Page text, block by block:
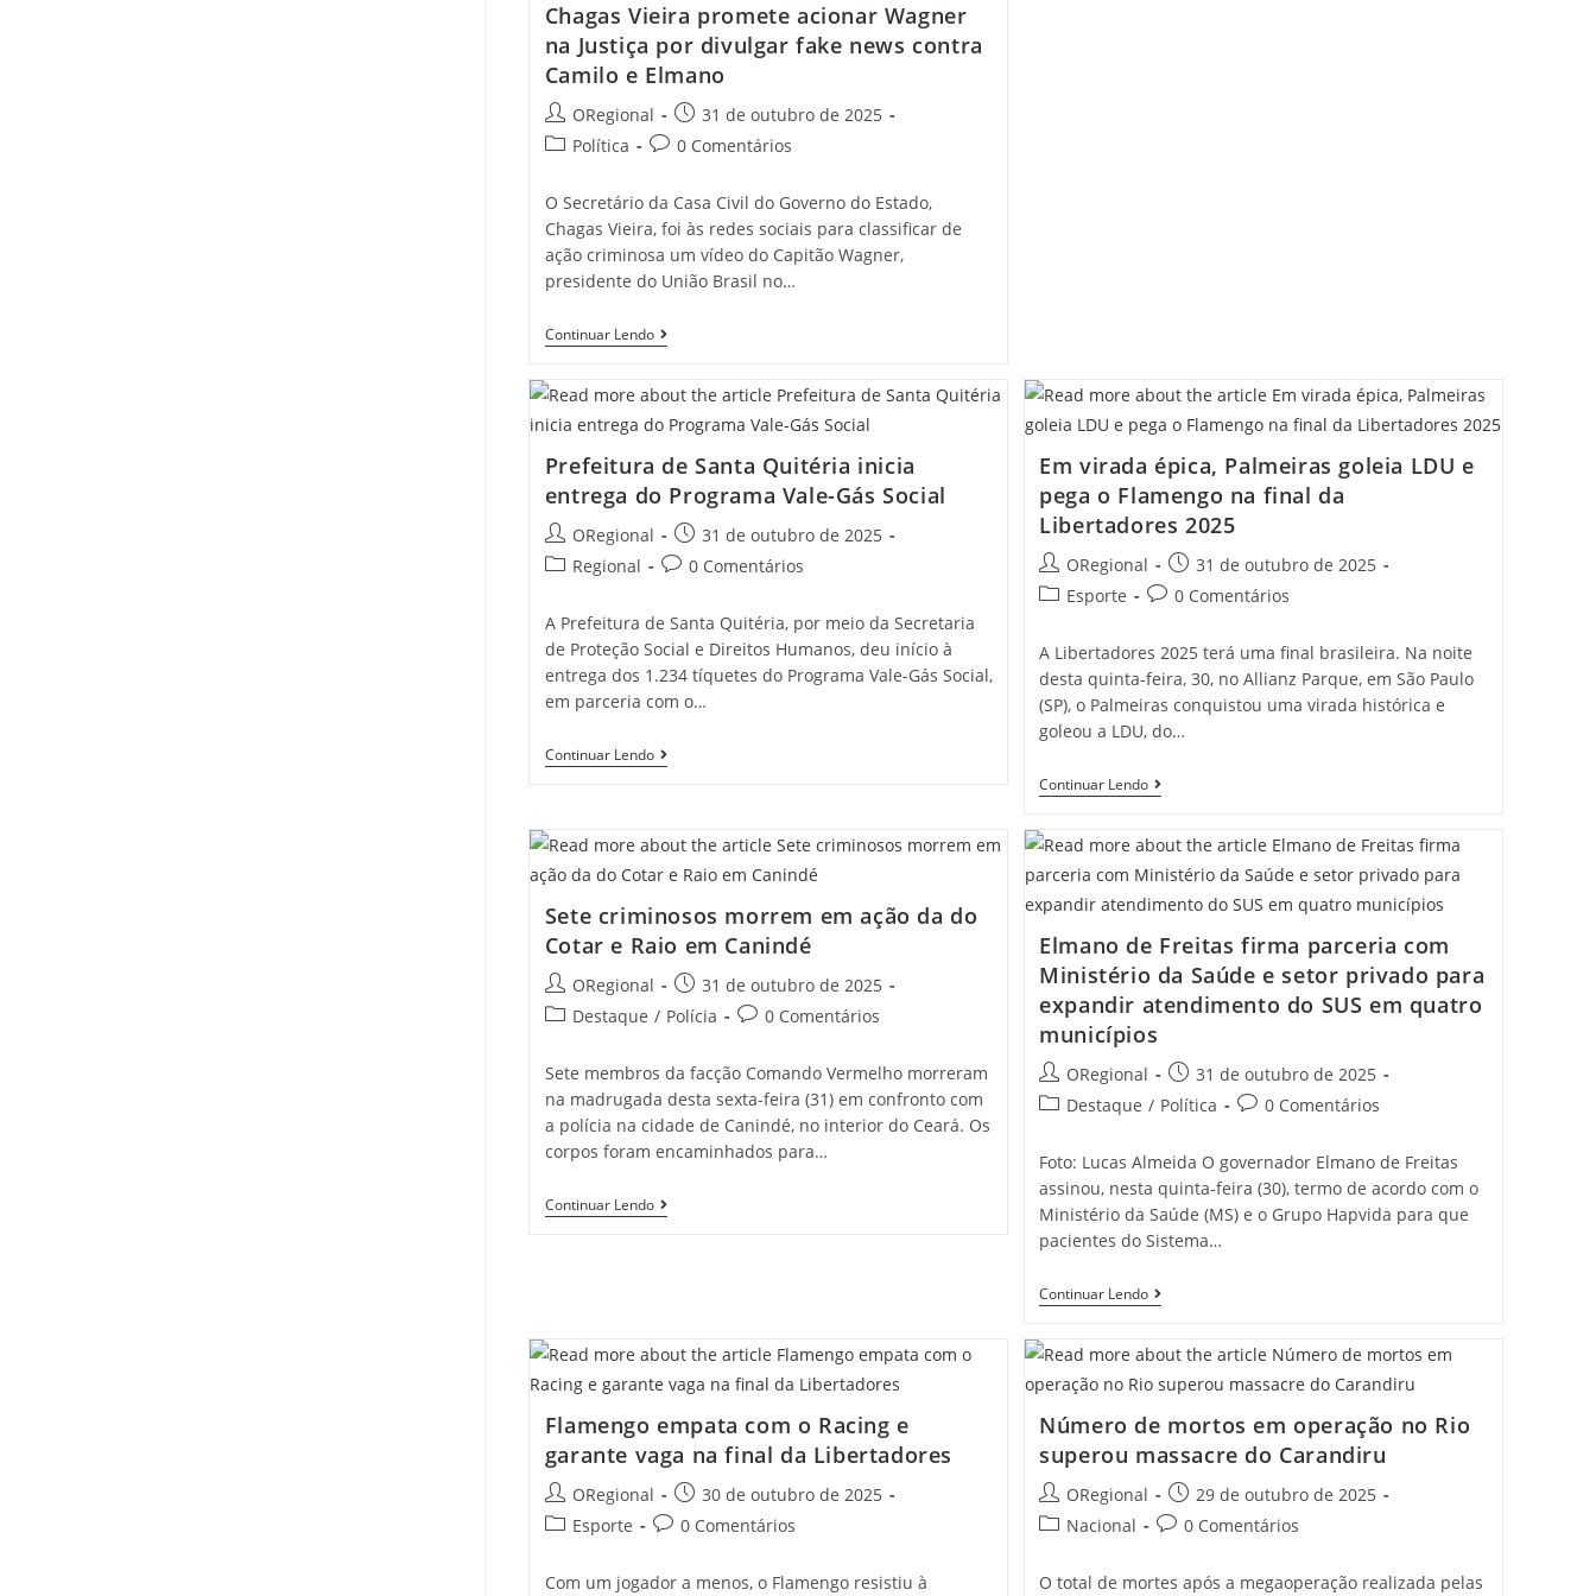
Chagas Vieira promete acionar Wagner
na Justiça por divulgar fake news contra
Camilo e Elmano
Post
author:
ORegional
Post
published:
31 de outubro de 2025
PostPolítica
Post0 Comentários
O Secretário da Casa Civil do Governo do Estado,
Chagas Vieira, foi às redes sociais para classificar de
ação criminosa um vídeo do Capitão Wagner,
presidente do União Brasil no…
Continuar LendoChagas
Vieira
Acionar
Na
Por
Divulgar
Fake
News
Contra
Camilo
Prefeitura de Santa Quitéria inicia
entrega do Programa Vale-Gás Social
Post
author:
ORegional
Post
published:
31 de outubro de 2025
PostRegional
Post0 Comentários
A Prefeitura de Santa Quitéria, por meio da Secretaria
de Proteção Social e Direitos Humanos, deu início à
entrega dos 1.234 tíquetes do Programa Vale-Gás Social,
em parceria com o…
Continuar LendoPrefeitura
De
Entrega
Do
Programa
Vale-
Gás
Social
Em virada épica, Palmeiras goleia LDU e
pega o Flamengo na final da
Libertadores 2025
Post
author:
ORegional
Post
published:
31 de outubro de 2025
PostEsporte
Post0 Comentários
A Libertadores 2025 terá uma final brasileira. Na noite
desta quinta-feira, 30, no Allianz Parque, em São Paulo
(SP), o Palmeiras conquistou uma virada histórica e
goleou a LDU, do…
Continuar LendoEm
Virada
Palmeiras
LDU
E
Pega
O
Flamengo
Na
Final
Da
Libertadores
Sete criminosos morrem em ação da do
Cotar e Raio em Canindé
Post
author:
ORegional
Post
published:
31 de outubro de 2025
PostDestaque / Polícia
Post0 Comentários
Sete membros da facção Comando Vermelho morreram
na madrugada desta sexta-feira (31) em confronto com
a polícia na cidade de Canindé, no interior do Ceará. Os
corpos foram encaminhados para…
Continuar LendoSete
Criminosos
E
Raio
Em
Elmano de Freitas firma parceria com
Ministério da Saúde e setor privado para
expandir atendimento do SUS em quatro
municípios
Post
author:
ORegional
Post
published:
31 de outubro de 2025
PostDestaque / Política
Post0 Comentários
Foto: Lucas Almeida O governador Elmano de Freitas
assinou, nesta quinta-feira (30), termo de acordo com o
Ministério da Saúde (MS) e o Grupo Hapvida para que
pacientes do Sistema…
Continuar LendoElmano
De
Firma
Com
Da
Saúde
E
Setor
Privado
Para
Do
Flamengo empata com o Racing e
garante vaga na final da Libertadores
Post
author:
ORegional
Post
published:
30 de outubro de 2025
PostEsporte
Post0 Comentários
Com um jogador a menos, o Flamengo resistiu à
Número de mortos em operação no Rio
superou massacre do Carandiru
Post
author:
ORegional
Post
published:
29 de outubro de 2025
PostNacional
Post0 Comentários
O total de mortes após a megaoperação realizada pelas